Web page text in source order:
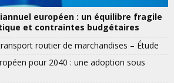
européen : un équilibre fragile
et contraintes budgétaires
routier de marchandises – Étude
pour 2040 : une adoption sous